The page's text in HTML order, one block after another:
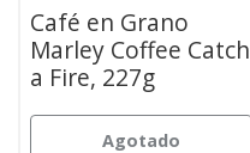
Café en Grano
Marley Coffee Catch
a Fire, 227g
Agotado